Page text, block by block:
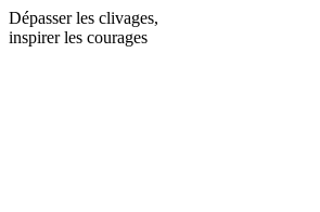
Dépasser les clivages,
inspirer les courages